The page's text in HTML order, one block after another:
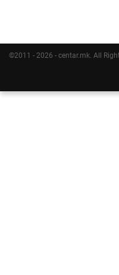
©2011 - 2026 - centar.mk. All